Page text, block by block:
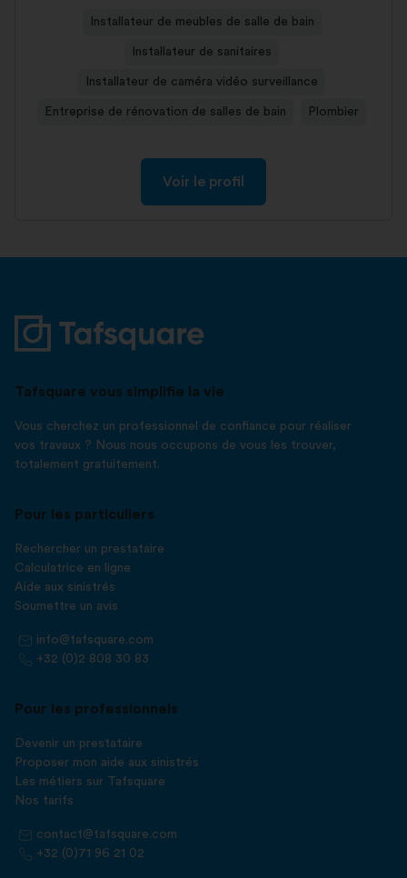
Installateur de meubles de salle de bain
Installateur de sanitaires
Installateur de caméra vidéo surveillance
Entreprise de rénovation de salles de bain Plombier
Voir le profil
Tafsquare vous simplifie la vie
Vous cherchez un professionnel de confiance pour réaliser
vos travaux ? Nous nous occupons de vous les trouver,
totalement gratuitement.
Pour les particuliers
Rechercher un prestataire
Calculatrice en ligne
Aide aux sinistrés
Soumettre un avis
info@tafsquare.com
+32 (0)2 808 30 83
Pour les professionnels
Devenir un prestataire
Proposer mon aide aux sinistrés
Les métiers sur Tafsquare
Nos tarifs
contact@tafsquare.com
+32 (0)71 96 21 02